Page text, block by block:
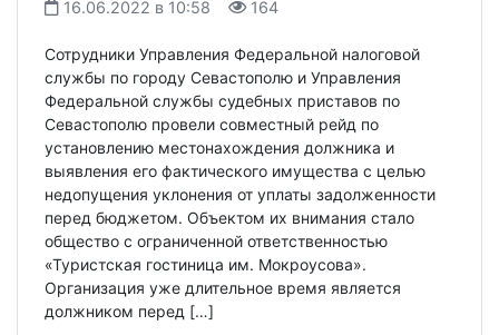
16.06.2022 в 10:58 164
Сотрудники Управления Федеральной налоговой
службы по городу Севастополю и Управления
Федеральной службы судебных приставов по
Севастополю провели совместный рейд по
установлению местонахождения должника и
выявления его фактического имущества с целью
недопущения уклонения от уплаты задолженности
перед бюджетом. Объектом их внимания стало
общество с ограниченной ответственностью
«Туристская гостиница им. Мокроусова».
Организация уже длительное время является
должником перед […]